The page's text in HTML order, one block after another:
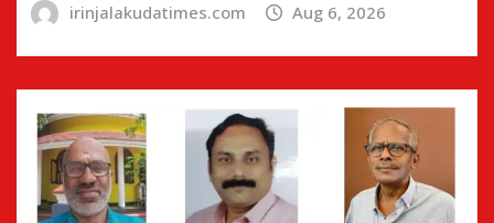
irinjalakudatimes.com Aug 6, 2026